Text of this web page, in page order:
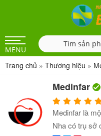
MENU
Trang chủ » Thương hiệu »
Medinfar
Medinfar là
Nha có trụ sở